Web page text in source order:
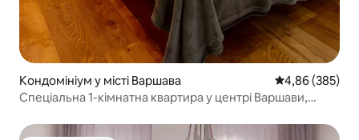
Кондомініум у місті Варшава Середня
4,86 (385)
Спеціальна 1-кімнатна квартира у центрі Варшави,